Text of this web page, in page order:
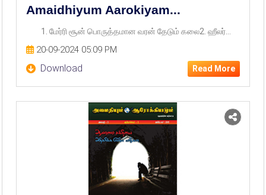
Amaidhiyum Aarokiyam...
1. மேர்ரி சூன் பொருத்தமான வரன் தேடும் கலை2. ஹீலர்...
20-09-2024 05:09 PM
Download Read More